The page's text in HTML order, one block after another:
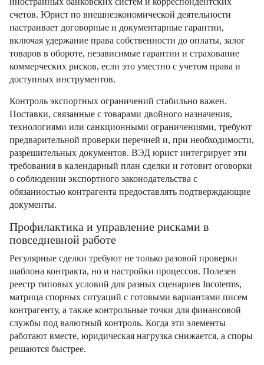
счетов. Юрист по внешнеэкономической деятельности
настраивает договорные и документарные гарантии,
включая удержание права собственности до оплаты, залог
товаров в обороте, независимые гарантии и страхование
коммерческих рисков, если это уместно с учетом права и
доступных инструментов.
Контроль экспортных ограничений стабильно важен.
Поставки, связанные с товарами двойного назначения,
технологиями или санкционными ограничениями, требуют
предварительной проверки перечней и, при необходимости,
разрешительных документов. ВЭД юрист интегрирует эти
требования в календарный план сделки и готовит оговорки
о соблюдении экспортного законодательства с
обязанностью контрагента предоставлять подтверждающие
документы.
Профилактика и управление рисками в
повседневной работе
Регулярные сделки требуют не только разовой проверки
шаблона контракта, но и настройки процессов. Полезен
реестр типовых условий для разных сценариев Incoterms,
матрица спорных ситуаций с готовыми вариантами писем
контрагенту, а также контрольные точки для финансовой
службы под валютный контроль. Когда эти элементы
работают вместе, юридическая нагрузка снижается, а споры
решаются быстрее.